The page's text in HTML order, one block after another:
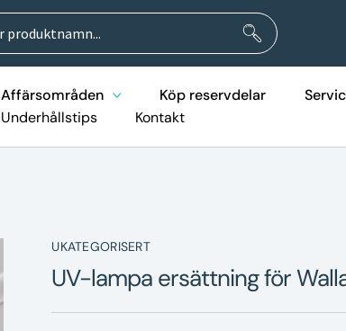
Affärsområden Köp reservdelar
Underhållstips
Kontakt
UKATEGORISERT
UV-lampa ersättning för